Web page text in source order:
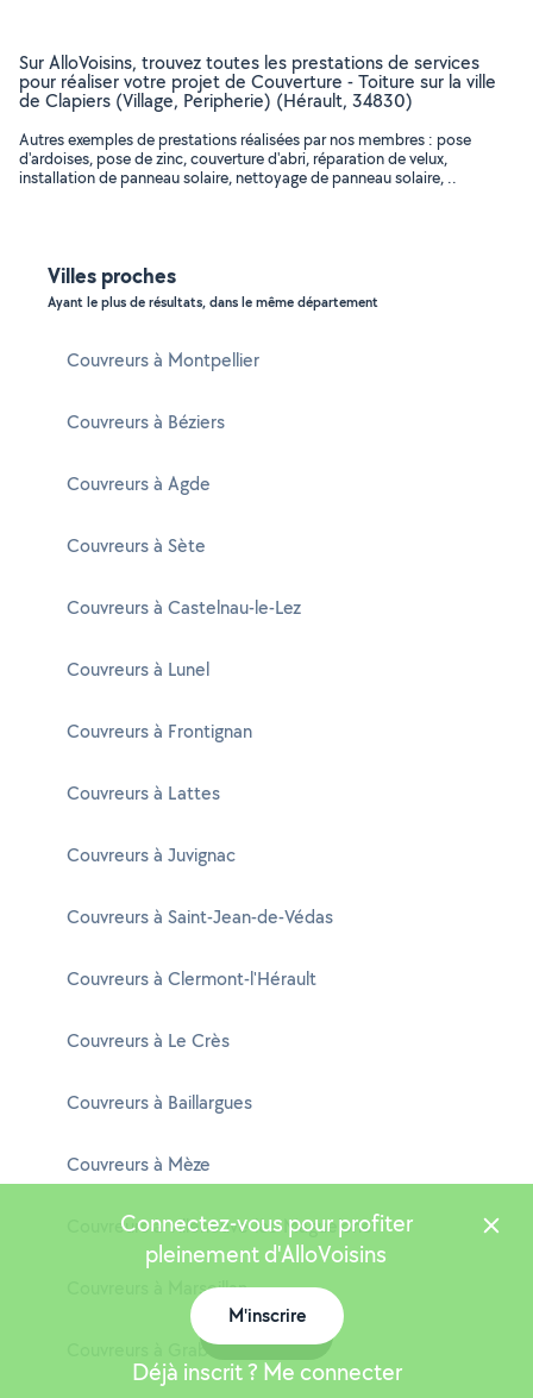
Sur AlloVoisins, trouvez toutes les prestations de services
pour réaliser votre projet de Couverture - Toiture sur la ville
de Clapiers (Village, Peripherie) (Hérault, 34830)
Autres exemples de prestations réalisées par nos membres : pose
d'ardoises, pose de zinc, couverture d'abri, réparation de velux,
installation de panneau solaire, nettoyage de panneau solaire, ..
Villes proches
Ayant le plus de résultats, dans le même département
Couvreurs à Montpellier
Couvreurs à Béziers
Couvreurs à Agde
Couvreurs à Sète
Couvreurs à Castelnau-le-Lez
Couvreurs à Lunel
Couvreurs à Frontignan
Couvreurs à Lattes
Couvreurs à Juvignac
Couvreurs à Saint-Jean-de-Védas
Couvreurs à Clermont-l'Hérault
Couvreurs à Le Crès
Couvreurs à Baillargues
Couvreurs à Mèze
Couvreurs à Villeneuve-lès-Maguelone
Couvreurs à Marseillan
Couvreurs à Grabels
Connectez-vous pour profiter
pleinement d'AlloVoisins
M'inscrire
Déjà inscrit ? Me connecter